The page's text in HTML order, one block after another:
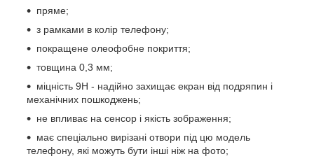
пряме;
з рамками в колір телефону;
покращене олеофобне покриття;
товщина 0,3 мм;
міцність 9Н - надійно захищає екран від подряпин і
механічних пошкоджень;
не впливає на сенсор і якість зображення;
має спеціально вирізані отвори під цю модель
телефону, які можуть бути інші ніж на фото;